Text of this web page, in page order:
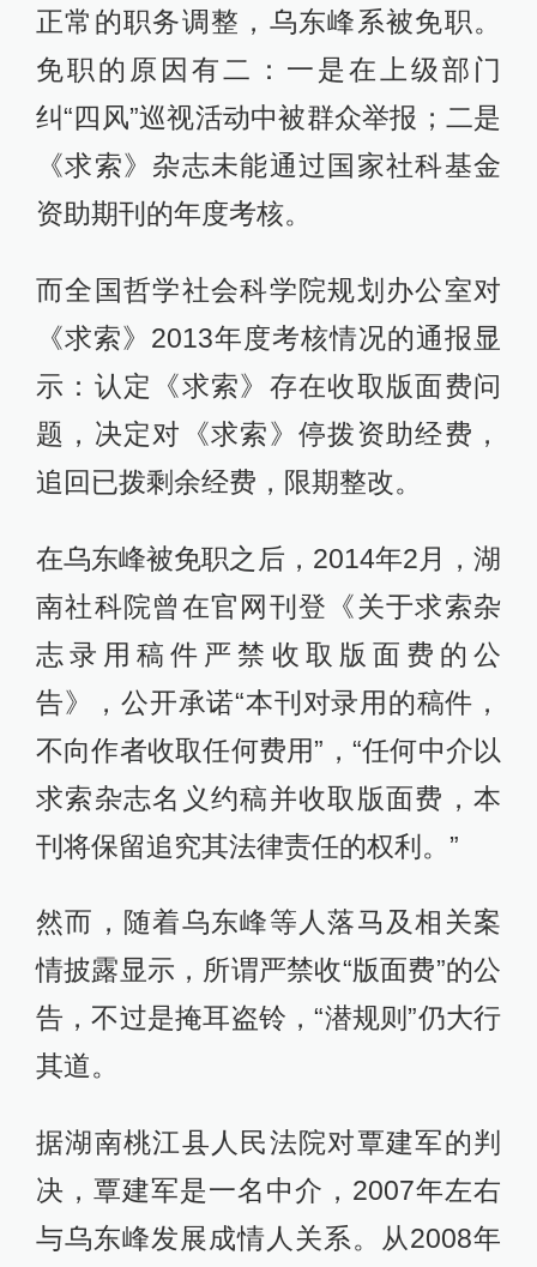
正常的职务调整，乌东峰系被免职。
免职的原因有二：一是在上级部门
纠“四风”巡视活动中被群众举报；二是
《求索》杂志未能通过国家社科基金
资助期刊的年度考核。
而全国哲学社会科学院规划办公室对
《求索》2013年度考核情况的通报显
示：认定《求索》存在收取版面费问
题，决定对《求索》停拨资助经费，
追回已拨剩余经费，限期整改。
在乌东峰被免职之后，2014年2月，湖
南社科院曾在官网刊登《关于求索杂
志录用稿件严禁收取版面费的公
告》，公开承诺“本刊对录用的稿件，
不向作者收取任何费用”，“任何中介以
求索杂志名义约稿并收取版面费，本
刊将保留追究其法律责任的权利。”
然而，随着乌东峰等人落马及相关案
情披露显示，所谓严禁收“版面费”的公
告，不过是掩耳盗铃，“潜规则”仍大行
其道。
据湖南桃江县人民法院对覃建军的判
决，覃建军是一名中介，2007年左右
与乌东峰发展成情人关系。从2008年